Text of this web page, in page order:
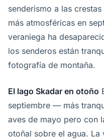
senderismo a las
más atmosféricas en
veraniega ha
los senderos están
fotografía de montaña.
El lago Skadar en otoño
septiembre — más
aves de mayo pero con
otoñal sobre el agua.